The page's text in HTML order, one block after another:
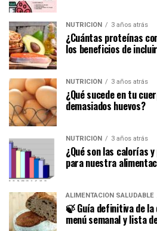
NUTRICIÓN 3 años atrás
¿Cuántas proteínas
los beneficios de
NUTRICIÓN 3 años atrás
¿Qué sucede en tu
demasiados huevos?
NUTRICIÓN 3 años atrás
¿Qué son las calorías
para nuestra
ALIMENTACIÓN SALUDABLE
🍃 Guía definitiva de
menú semanal y lista